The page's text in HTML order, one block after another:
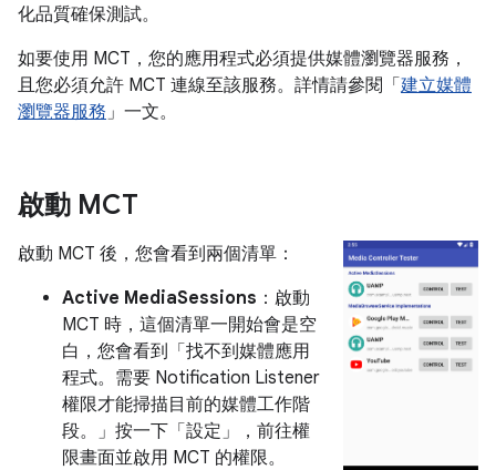
化品質確保測試。
如要使用 MCT，您的應用程式必須提供媒體瀏覽器服務，
且您必須允許 MCT 連線至該服務。詳情請參閱「建立媒體
瀏覽器服務 」一文。
啟動 MCT
啟動 MCT 後，您會看到兩個清單：
Active MediaSessions ：啟動
MCT 時，這個清單一開始會是空
白，您會看到「找不到媒體應用
程式。需要 Notification Listener
權限才能掃描目前的媒體工作階
段。」按一下「設定」
，前往權
限畫面並啟用 MCT 的權限。